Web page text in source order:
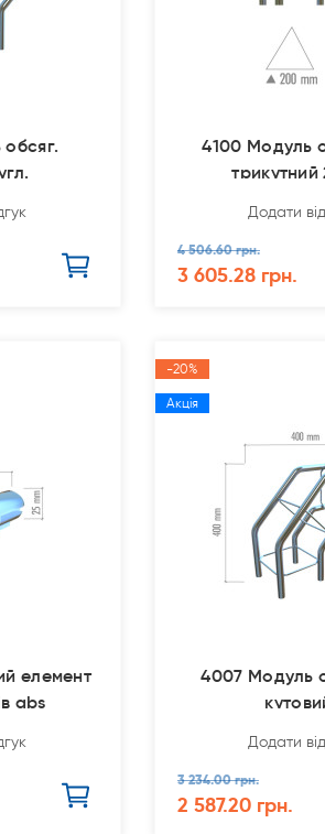
4100 Модуль
трикутний
Додати
4 506.60 грн.
3 605.28 грн.
елемент
abs
-20%
Акція
4007 Модуль
Додати
3 234.00 грн.
2 587.20 грн.